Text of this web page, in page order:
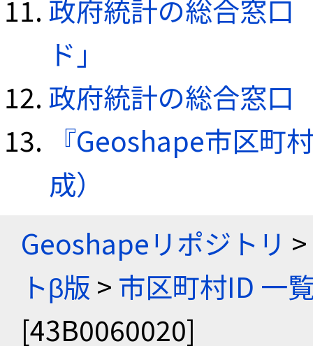
政府統計の総合窓口
ド」
政府統計の総合窓口
『Geoshape市区町
成）
Geoshapeリポジトリ >
トβ版 > 市区町村ID 一
[43B0060020]